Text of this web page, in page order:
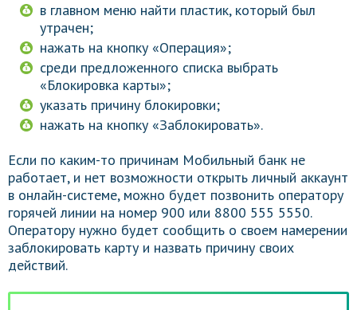
в главном меню найти пластик, который был
утрачен;
нажать на кнопку «Операция»;
среди предложенного списка выбрать
«Блокировка карты»;
указать причину блокировки;
нажать на кнопку «Заблокировать».
Если по каким-то причинам Мобильный банк не
работает, и нет возможности открыть личный аккаунт
в онлайн-системе, можно будет позвонить оператору
горячей линии на номер 900 или 8800 555 5550.
Оператору нужно будет сообщить о своем намерении
заблокировать карту и назвать причину своих
действий.